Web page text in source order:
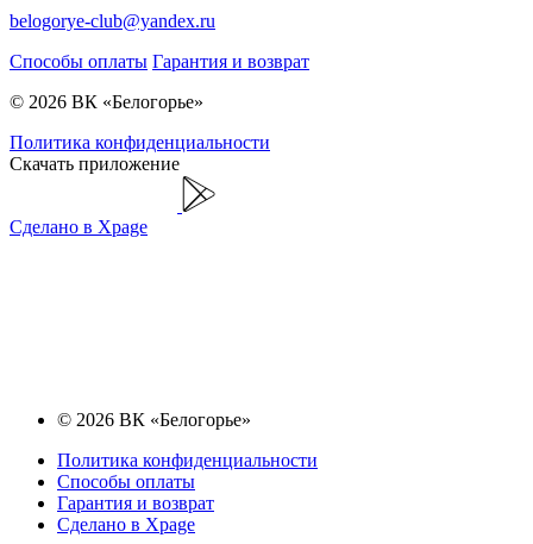
belogorye-club@yandex.ru
Способы оплаты Гарантия и возврат
© 2026 ВК «Белогорье»
Политика конфиденциальности
Скачать приложение
Сделано в Xpage
© 2026 ВК «Белогорье»
Политика конфиденциальности
Способы оплаты
Гарантия и возврат
Сделано в Xpage